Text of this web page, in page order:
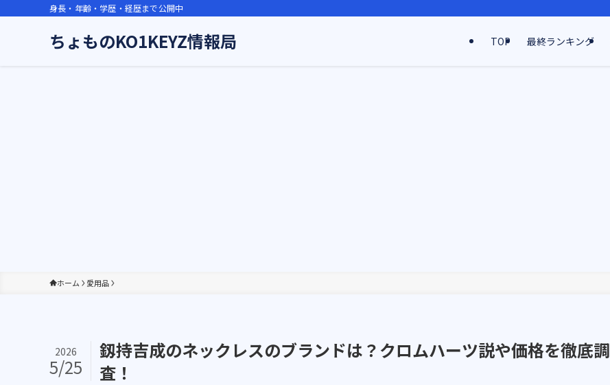
身長・年齢・学歴・経歴まで公開中
ちょものKO1KEYZ情報局 TOP 最終ランキング
ホーム 愛用品
釼持吉成のネックレスのブランドは？クロムハーツ説や価格を徹底調
査！
2026
5/25